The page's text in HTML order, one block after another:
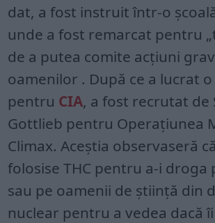
dat, a fost instruit într-o
unde a fost remarcat pentru
de a putea comite acțiuni
oamenilor . După ce a lucrat
pentru CIA, a fost recrutat de
Gottlieb pentru Operațiunea
Climax. Aceștia observaseră
folosise THC pentru a-i droga
sau pe oamenii de știință din
nuclear pentru a vedea dacă